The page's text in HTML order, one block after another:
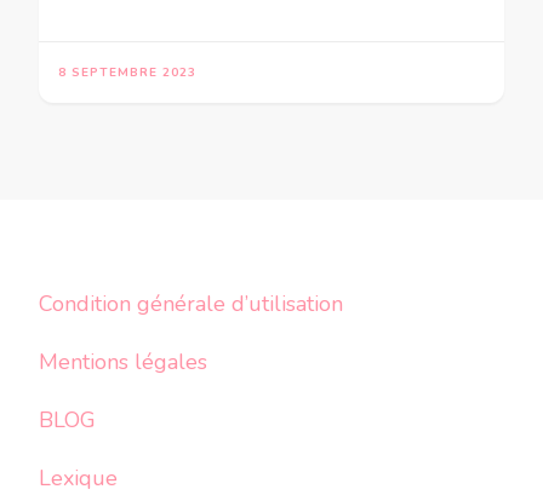
8 SEPTEMBRE 2023
Condition générale d’utilisation
Mentions légales
BLOG
Lexique